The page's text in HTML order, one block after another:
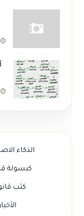
الذكاء
كبسولة
كتب